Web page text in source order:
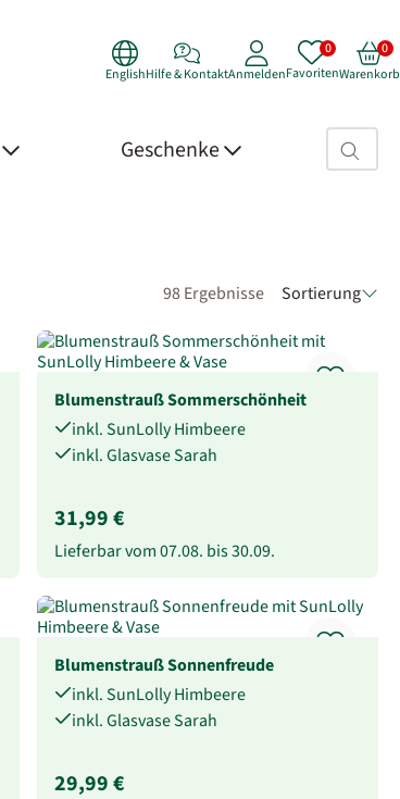
EnglishHilfe & KontaktAnmeldenFavoritenWarenkorb
Geschenke Suchfeld>
98 Ergebnisse Sortierung
Blumenstrauß Sommerschönheit
inkl. SunLolly Himbeere
inkl. Glasvase Sarah
31,99 €
Lieferbar vom07.08. bis30.09.
Blumenstrauß Sonnenfreude
inkl. SunLolly Himbeere
inkl. Glasvase Sarah
29,99 €